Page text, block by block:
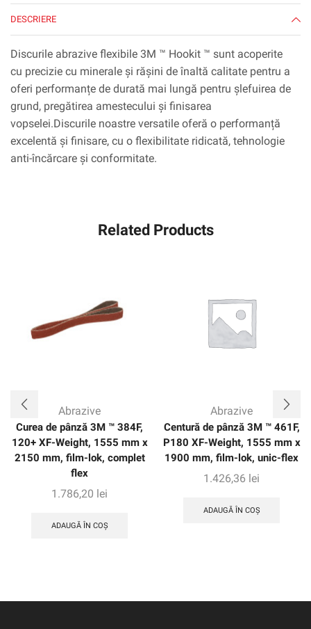
DESCRIERE
Discurile abrazive flexibile 3M ™ Hookit ™ sunt acoperite
cu precizie cu minerale și rășini de înaltă calitate pentru a
oferi performanțe de durată mai lungă pentru șlefuirea de
grund, pregătirea amestecului și finisarea
vopselei.Discurile noastre versatile oferă o performanță
excelentă și finisare, cu o flexibilitate ridicată, tehnologie
anti-încărcare și conformitate.
Related Products
Abrazive
Curea de pânză 3M ™ 384F,
120+ XF-Weight, 1555 mm x
2150 mm, film-lok, complet
flex
1.786,20 lei
ADAUGĂ ÎN COȘ
Abrazive
Centură de pânză 3M ™ 461F,
P180 XF-Weight, 1555 mm x
1900 mm, film-lok, unic-flex
1.426,36 lei
ADAUGĂ ÎN COȘ